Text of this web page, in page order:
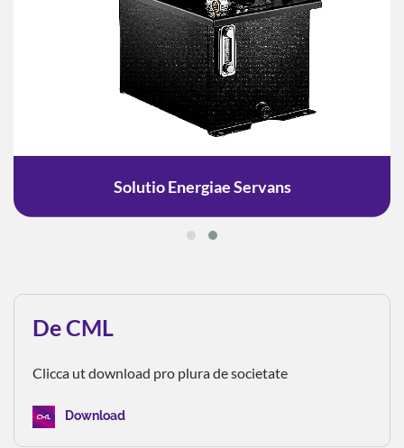
Solutio Energiae Servans
De CML
Clicca ut download pro plura de societate
Download